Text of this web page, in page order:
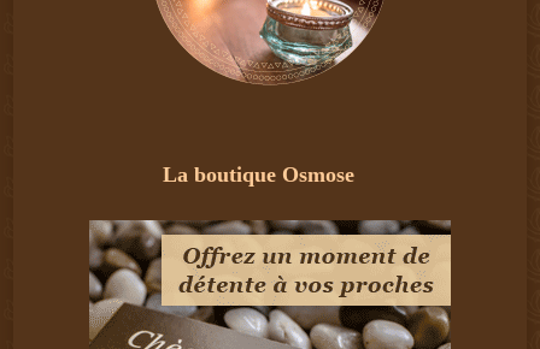
La boutique Osmose